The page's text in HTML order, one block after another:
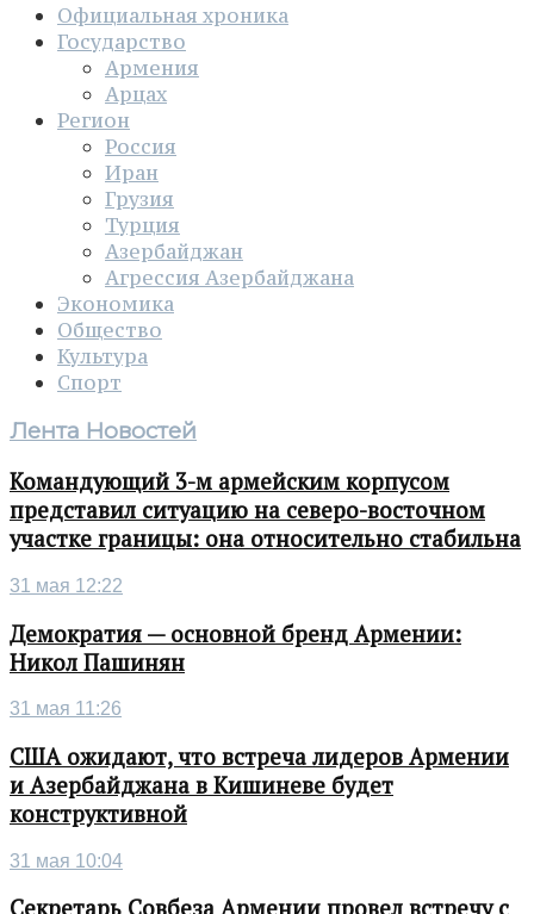
Официальная хроника
Государство
Армения
Арцах
Регион
Россия
Иран
Грузия
Турция
Азербайджан
Агрессия Азербайджана
Экономика
Общество
Культура
Спорт
Лента Новостей
Командующий 3-м армейским корпусом
представил ситуацию на северо-восточном
участке границы: она относительно стабильна
31 мая 12:22
Демократия — основной бренд Армении:
Никол Пашинян
31 мая 11:26
США ожидают, что встреча лидеров Армении
и Азербайджана в Кишиневе будет
конструктивной
31 мая 10:04